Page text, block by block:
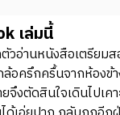
เล่มนี้
วอ่านหนังสือเตรียมส
อครึกครื้นจากห้องข้
จึงตัดสินใจเดินไปเค